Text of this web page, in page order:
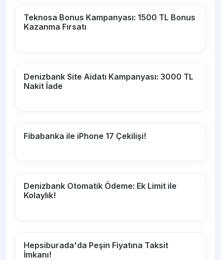
Teknosa Bonus Kampanyası: 1500 TL Bonus
Kazanma Fırsatı
Denizbank Site Aidatı Kampanyası: 3000 TL
Nakit İade
Fibabanka ile iPhone 17 Çekilişi!
Denizbank Otomatik Ödeme: Ek Limit ile
Kolaylık!
Hepsiburada'da Peşin Fiyatına Taksit
İmkanı!